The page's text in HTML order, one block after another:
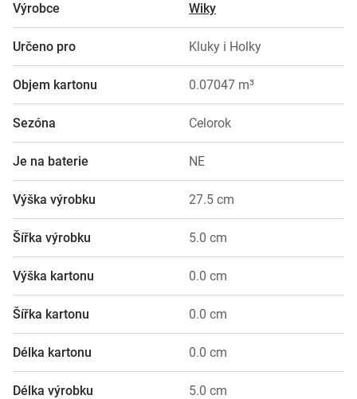
Výrobce Wiky
Určeno pro Kluky i Holky
Objem kartonu 0.07047 m³
Sezóna Celorok
Je na baterie NE
Výška výrobku 27.5 cm
Šířka výrobku 5.0 cm
Výška kartonu 0.0 cm
Šířka kartonu 0.0 cm
Délka kartonu 0.0 cm
Délka výrobku 5.0 cm